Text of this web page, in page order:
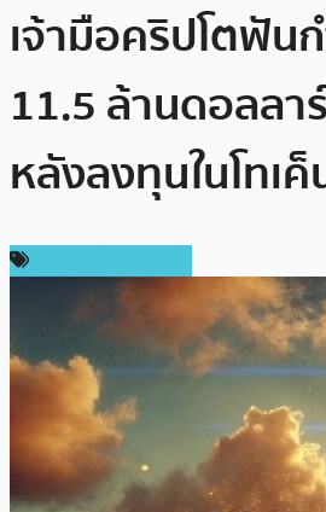
เจ้ามือคริปโตฟัน
11.5 ล้านดอลลา
หลังลงทุนในโทเ